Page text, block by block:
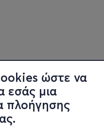
ώστε να
εσάς μια
πλοήγησης